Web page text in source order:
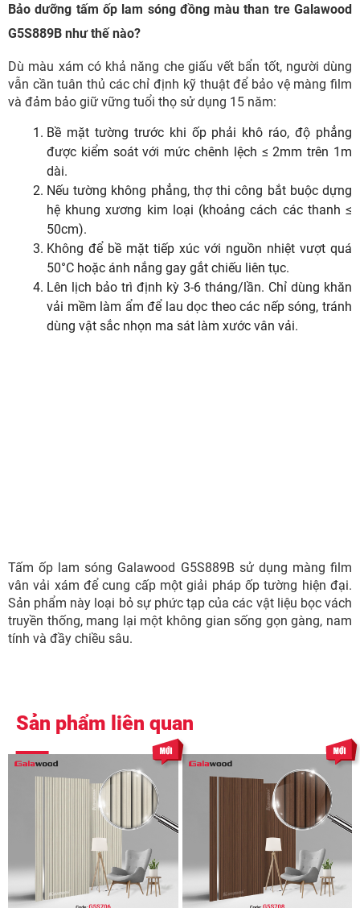
Bảo dưỡng tấm ốp lam sóng đồng màu than tre Galawood
G5S889B như thế nào?
Dù màu xám có khả năng che giấu vết bẩn tốt, người dùng
vẫn cần tuân thủ các chỉ định kỹ thuật để bảo vệ màng film
và đảm bảo giữ vững tuổi thọ sử dụng 15 năm:
Bề mặt tường trước khi ốp phải khô ráo, độ phẳng
được kiểm soát với mức chênh lệch ≤ 2mm trên 1m
dài.
Nếu tường không phẳng, thợ thi công bắt buộc dựng
hệ khung xương kim loại (khoảng cách các thanh ≤
50cm).
Không để bề mặt tiếp xúc với nguồn nhiệt vượt quá
50°C hoặc ánh nắng gay gắt chiếu liên tục.
Lên lịch bảo trì định kỳ 3-6 tháng/lần. Chỉ dùng khăn
vải mềm làm ẩm để lau dọc theo các nếp sóng, tránh
dùng vật sắc nhọn ma sát làm xước vân vải.
Tấm ốp lam sóng Galawood G5S889B sử dụng màng film
vân vải xám để cung cấp một giải pháp ốp tường hiện đại.
Sản phẩm này loại bỏ sự phức tạp của các vật liệu bọc vách
truyền thống, mang lại một không gian sống gọn gàng, nam
tính và đầy chiều sâu.
Sản phẩm liên quan